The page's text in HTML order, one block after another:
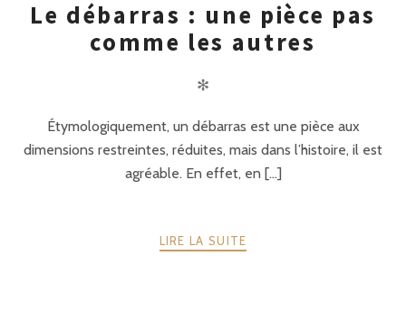
Le débarras : une pièce pas
comme les autres
✻
Étymologiquement, un débarras est une pièce aux
dimensions restreintes, réduites, mais dans l’histoire, il est
agréable. En effet, en [...]
LIRE LA SUITE